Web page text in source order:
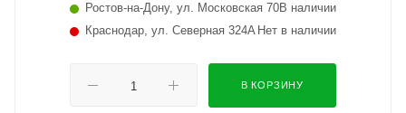
Краснодар, ул. Северная 324А Нет в наличии
Ростов-на-Дону, ул. Московская 70В наличии
В КОРЗИНУ